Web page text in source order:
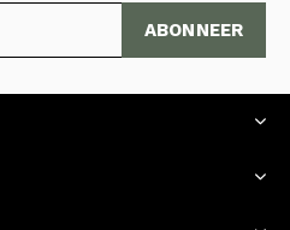
ABONNEER